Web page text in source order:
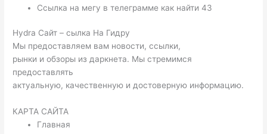
Ссылка на мегу в телеграмме как найти 43
Hydra Сайт – сылка На Гидру
Мы предоставляем вам новости, ссылки,
рынки и обзоры из даркнета. Мы стремимся
предоставлять
актуальную, качественную и достоверную информацию.
КАРТА САЙТА
Главная